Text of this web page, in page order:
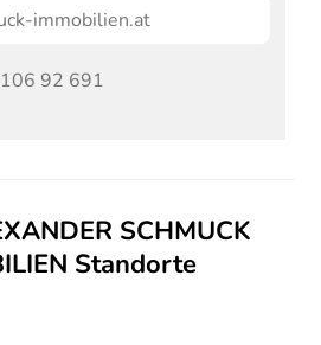
immobilien.at
92 691
SCHMUCK
Standorte